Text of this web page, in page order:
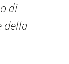
di
della